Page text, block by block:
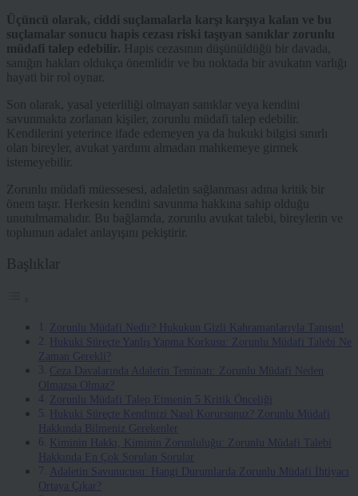
Üçüncü olarak, ciddi suçlamalarla karşı karşıya kalan ve bu
suçlamalar sonucu hapis cezası riski taşıyan sanıklar zorunlu
müdafi talep edebilir. Hapis cezasının düşünüldüğü bir davada,
sanığın hakları oldukça önemlidir ve bu noktada bir avukatın varlığı
hayati bir rol oynar.
Son olarak, yasal yeterliliği olmayan sanıklar veya kendini
savunmakta zorlanan kişiler, zorunlu müdafi talep edebilir.
Kendilerini yeterince ifade edemeyen ya da hukuki bilgisi sınırlı
olan bireyler, avukat yardımı almadan mahkemeye girmek
istemeyebilir.
Zorunlu müdafi müessesesi, adaletin sağlanması adına kritik bir
önem taşır. Herkesin kendini savunma hakkına sahip olduğu
unutulmamalıdır. Bu bağlamda, zorunlu avukat talebi, bireylerin ve
toplumun adalet anlayışını pekiştirir.
Başlıklar
Zorunlu Müdafi Nedir? Hukukun Gizli Kahramanlarıyla Tanışın!
Hukuki Süreçte Yanlış Yapma Korkusu: Zorunlu Müdafi Talebi Ne
Zaman Gerekli?
Ceza Davalarında Adaletin Teminatı: Zorunlu Müdafi Neden
Olmazsa Olmaz?
Zorunlu Müdafi Talep Etmenin 5 Kritik Önceliği
Hukuki Süreçte Kendinizi Nasıl Korursunuz? Zorunlu Müdafi
Hakkında Bilmeniz Gerekenler
Kiminin Hakkı, Kiminin Zorunluluğu: Zorunlu Müdafi Talebi
Hakkında En Çok Sorulan Sorular
Adaletin Savunucusu: Hangi Durumlarda Zorunlu Müdafi İhtiyacı
Ortaya Çıkar?